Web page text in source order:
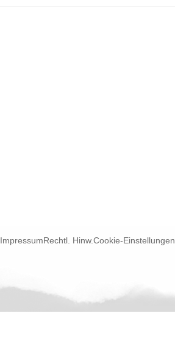
ImpressumRechtl. Hinw.Cookie-Einstellungen